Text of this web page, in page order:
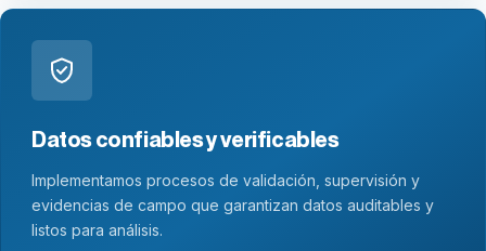
Datos confiables y verificables
Implementamos procesos de validación, supervisión y
evidencias de campo que garantizan datos auditables y
listos para análisis.